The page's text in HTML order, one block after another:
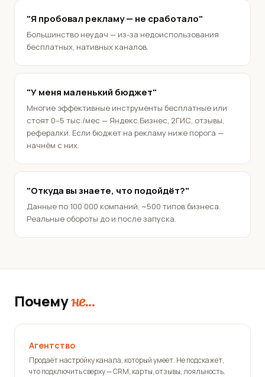
"Я пробовал рекламу — не сработало"
Большинство неудач — из-за недоиспользования
бесплатных, нативных каналов.
"У меня маленький бюджет"
Многие эффективные инструменты бесплатные или
стоят 0–5 тыс./мес — Яндекс.Бизнес, 2ГИС, отзывы,
рефералки. Если бюджет на рекламу ниже порога —
начнём с них.
"Откуда вы знаете, что подойдёт?"
Данные по 100 000 компаний, ~500 типов бизнеса.
Реальные обороты до и после запуска.
Почемуне...
Агентство
Продаёт настройку канала, который умеет. Не подскажет,
что подключить сверху — CRM, карты, отзывы, лояльность.